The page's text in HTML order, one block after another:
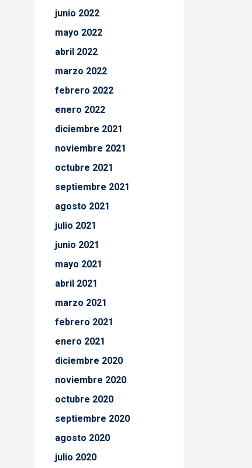
junio 2022
mayo 2022
abril 2022
marzo 2022
febrero 2022
enero 2022
diciembre 2021
noviembre 2021
octubre 2021
septiembre 2021
agosto 2021
julio 2021
junio 2021
mayo 2021
abril 2021
marzo 2021
febrero 2021
enero 2021
diciembre 2020
noviembre 2020
octubre 2020
septiembre 2020
agosto 2020
julio 2020